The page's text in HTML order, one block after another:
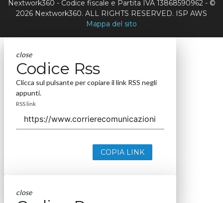
Nextwork360 - Codice fiscale e Partita IVA 13868590962 - ©
2026 Nextwork360. ALL RIGHTS RESERVED. ISP AWS
Mappa del sito
close
Codice Rss
Clicca sul pulsante per copiare il link RSS negli
appunti.
RSS link
COPIA LINK
close